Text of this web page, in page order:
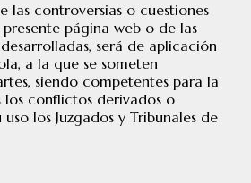
las controversias o cuestiones
página web o de las
será de aplicación
a la que se someten
siendo competentes para la
conflictos derivados o
los Juzgados y Tribunales de